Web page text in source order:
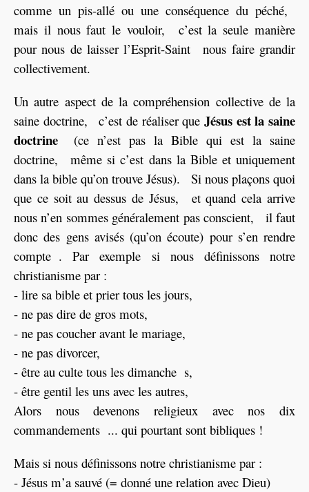
comme un pis-allé ou une conséquence du péché,
mais il nous faut le vouloir, c’est la seule manière
pour nous de laisser l’Esprit-Saint nous faire grandir
collectivement.
Un autre aspect de la compréhension collective de la
saine doctrine, c’est de réaliser que Jésus est la saine
doctrine (ce n’est pas la Bible qui est la saine
doctrine, même si c’est dans la Bible et uniquement
dans la bible qu’on trouve Jésus). Si nous plaçons quoi
que ce soit au dessus de Jésus, et quand cela arrive
nous n’en sommes généralement pas conscient, il faut
donc des gens avisés (qu’on écoute) pour s’en rendre
compte . Par exemple si nous définissons notre
christianisme par :
- lire sa bible et prier tous les jours,
- ne pas dire de gros mots,
- ne pas coucher avant le mariage,
- ne pas divorcer,
- être au culte tous les dimanche s,
- être gentil les uns avec les autres,
Alors nous devenons religieux avec nos dix
commandements ... qui pourtant sont bibliques !
Mais si nous définissons notre christianisme par :
- Jésus m’a sauvé (= donné une relation avec Dieu)